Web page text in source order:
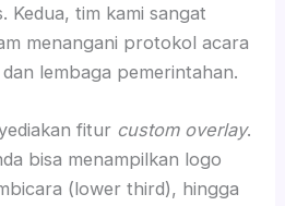
Kedua, tim kami sangat
menangani protokol acara
lembaga pemerintahan.
fitur custom overlay.
bisa menampilkan logo
(lower third), hingga